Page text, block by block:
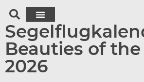
Beauties of the
2026